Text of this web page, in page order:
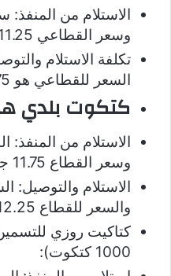
وسعر القطاعي 11.25 جنيه.
السعر للقطاعي هو 11.75 جنيه.
كتكوت بلدي
وسعر القطاع 11.75 جنيه.
والسعر للقطاع 12.25 جنيه.
كتاكيت روزي
1000 كتكوت):